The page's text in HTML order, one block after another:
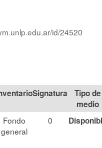
id/24520
Signatura
Tipo de
medio
Fondo
general
0